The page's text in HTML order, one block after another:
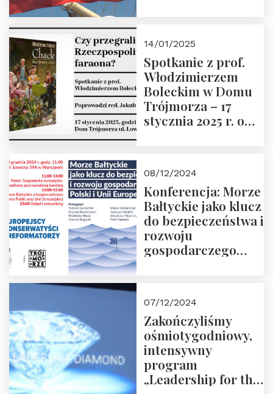
14/01/2025
Spotkanie z prof.
Włodzimierzem
Boleckim w Domu
Trójmorza – 17
stycznia 2025 r. o
08/12/2024
Konferencja: Morze
Bałtyckie jako klucz
do bezpieczeństwa i
rozwoju
gospodarczego
ZAPRASZAMY
07/12/2024
Zakończyliśmy
ośmiotygodniowy,
intensywny
program
„Leadership for the